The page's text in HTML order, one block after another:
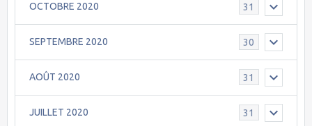
OCTOBRE 2020 31
SEPTEMBRE 2020 30
AOÛT 2020 31
JUILLET 2020 31